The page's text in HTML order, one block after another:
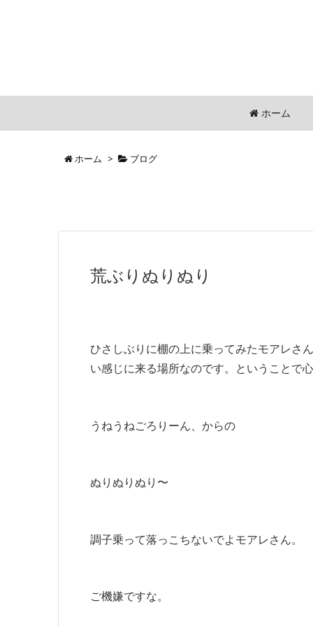
ホーム
ホーム > ブログ
荒ぶりぬりぬり
ひさしぶりに棚の上に乗ってみたモアレさ
い感じに来る場所なのです。ということで
うねうねごろりーん、からの
ぬりぬりぬり〜
調子乗って落っこちないでよモアレさん。
ご機嫌ですな。